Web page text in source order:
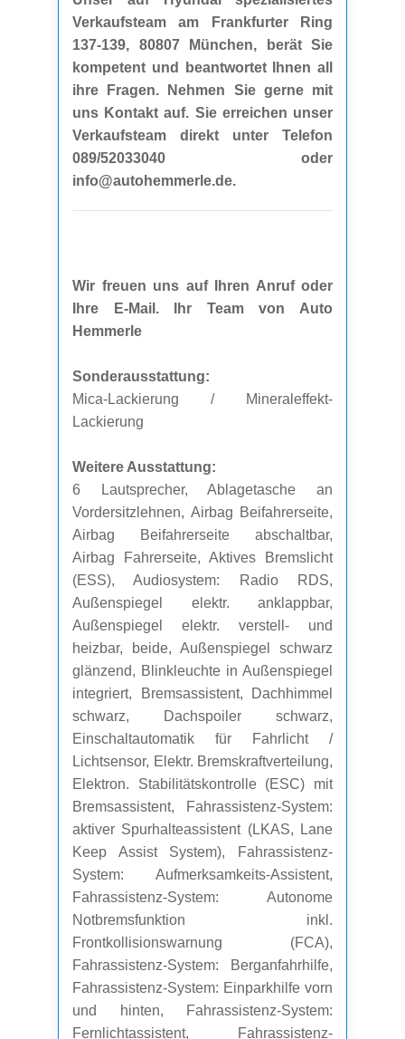
Verkaufsteam am Frankfurter Ring
137-139, 80807 München, berät Sie
kompetent und beantwortet Ihnen all
ihre Fragen. Nehmen Sie gerne mit
uns Kontakt auf. Sie erreichen unser
Verkaufsteam direkt unter Telefon
089/52033040 oder
info@autohemmerle.de.
Wir freuen uns auf Ihren Anruf oder
Ihre E-Mail. Ihr Team von Auto
Hemmerle
Sonderausstattung:
Mica-Lackierung / Mineraleffekt-
Lackierung
Weitere Ausstattung:
6 Lautsprecher, Ablagetasche an
Vordersitzlehnen, Airbag Beifahrerseite,
Airbag Beifahrerseite abschaltbar,
Airbag Fahrerseite, Aktives Bremslicht
(ESS), Audiosystem: Radio RDS,
Außenspiegel elektr. anklappbar,
Außenspiegel elektr. verstell- und
heizbar, beide, Außenspiegel schwarz
glänzend, Blinkleuchte in Außenspiegel
integriert, Bremsassistent, Dachhimmel
schwarz, Dachspoiler schwarz,
Einschaltautomatik für Fahrlicht /
Lichtsensor, Elektr. Bremskraftverteilung,
Elektron. Stabilitätskontrolle (ESC) mit
Bremsassistent, Fahrassistenz-System:
aktiver Spurhalteassistent (LKAS, Lane
Keep Assist System), Fahrassistenz-
System: Aufmerksamkeits-Assistent,
Fahrassistenz-System: Autonome
Notbremsfunktion inkl.
Frontkollisionswarnung (FCA),
Fahrassistenz-System: Berganfahrhilfe,
Fahrassistenz-System: Einparkhilfe vorn
und hinten, Fahrassistenz-System:
Fernlichtassistent, Fahrassistenz-